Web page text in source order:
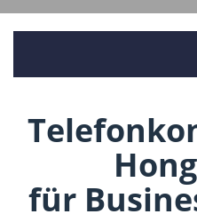
für